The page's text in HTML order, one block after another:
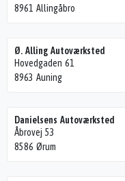
8961 Allingåbro
Ø. Alling Autoværksted
Hovedgaden 61
8963 Auning
Danielsens Autoværksted
Åbrovej 53
8586 Ørum